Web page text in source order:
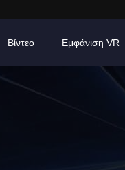
Βίντεο Εμφάνιση VR